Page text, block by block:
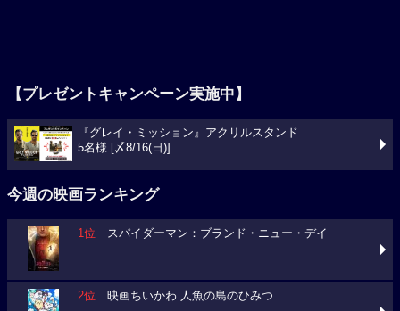
【プレゼントキャンペーン実施中】
『グレイ・ミッション』アクリルスタンド
5名様 [〆8/16(日)]
今週の映画ランキング
1位 スパイダーマン：ブランド・ニュー・デイ
2位 映画ちいかわ 人魚の島のひみつ